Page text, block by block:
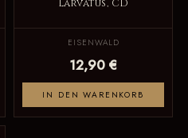
Larvatus, CD
EISENWALD
12,90 €
IN DEN WARENKORB